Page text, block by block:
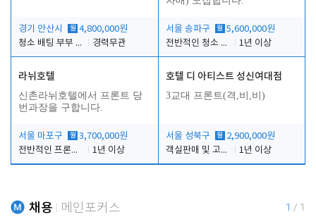
경기 안산시 월 4,800,000원
청소 배팅 부부 구합니다
경력무관
서울 송파구 월 5,600,000원
전반적인 청소 업무(객실청소.객실정리)
1년 이상
라뉘호텔
신촌라뉘호텔에서 프론트 당
번과장을 구합니다.
서울 마포구 월 3,700,000원
전반적인 프론트 당번업무
1년 이상
호텔 디 아티스트 성신여대점
3교대 프론트(격,비,비)
서울 성북구 월 2,900,000원
객실판매 및 고객응대
1년 이상
채용 메인포커스 1 / 1